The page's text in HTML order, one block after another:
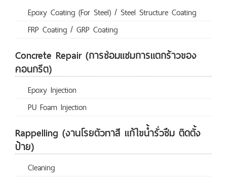
Epoxy Coating (For Steel) / Steel Structure Coating
FRP Coating / GRP Coating
Concrete Repair (การซ่อมแซมการแตกร้าวของ
คอนกรีต)
Epoxy Injection
PU Foam Injection
Rappelling (งานโรยตัวทาสี แก้ไขน้ำรั่วซึม ติดตั้ง
ป้าย)
Cleaning